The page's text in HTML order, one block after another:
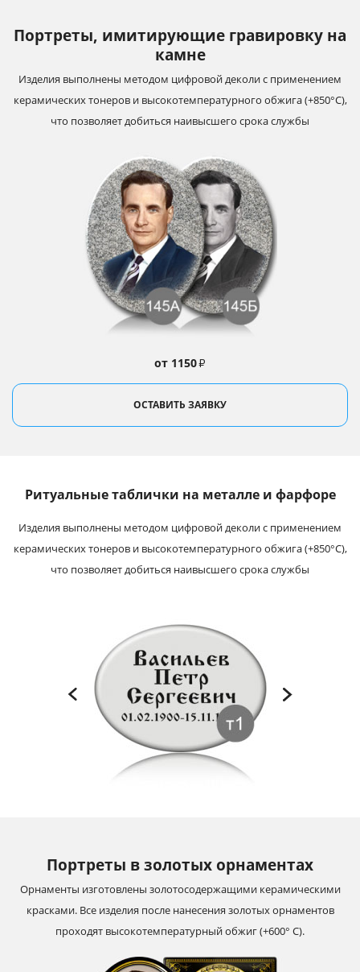
Портреты, имитирующие гравировку на
камне
от 1150₽
Изделия выполнены методом цифровой деколи с применением
керамических тонеров и высокотемпературного обжига (+850°С),
что позволяет добиться наивысшего срока службы
ОСТАВИТЬ ЗАЯВКУ
Ритуальные таблички на металле и фарфоре
Изделия выполнены методом цифровой деколи с применением
керамических тонеров и высокотемпературного обжига (+850°С),
что позволяет добиться наивысшего срока службы
Портреты в золотых орнаментах
Орнаменты изготовлены золотосодержащими керамическими
красками. Все изделия после нанесения золотых орнаментов
проходят высокотемпературный обжиг (+600° С).